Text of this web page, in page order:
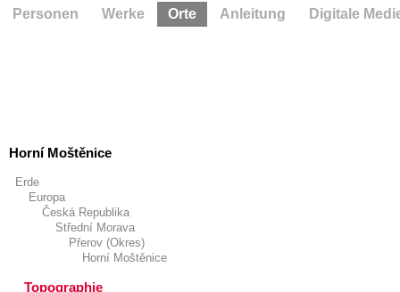
Horní Moštěnice
Erde
Europa
Česká Republika
Střední Morava
Přerov (Okres)
Horní Moštěnice
Topographie
Personen Werke Orte Anleitung Digitale